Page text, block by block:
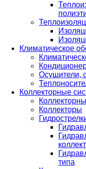
Климатическое
Осушители,
Коллекторные
Коллекторы
типа